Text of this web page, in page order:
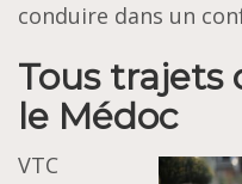
conduire dans un
Tous trajets
le Médoc
VTC